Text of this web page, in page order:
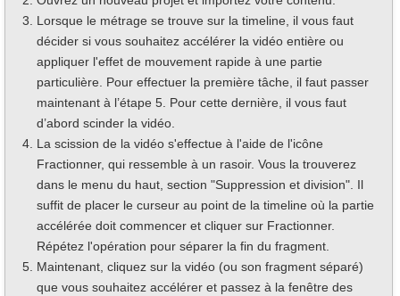
Lorsque le métrage se trouve sur la timeline, il vous faut
décider si vous souhaitez accélérer la vidéo entière ou
appliquer l'effet de mouvement rapide à une partie
particulière. Pour effectuer la première tâche, il faut passer
maintenant à l’étape 5. Pour cette dernière, il vous faut
d’abord scinder la vidéo.
La scission de la vidéo s'effectue à l'aide de l'icône
Fractionner, qui ressemble à un rasoir. Vous la trouverez
dans le menu du haut, section "Suppression et division". Il
suffit de placer le curseur au point de la timeline où la partie
accélérée doit commencer et cliquer sur Fractionner.
Répétez l'opération pour séparer la fin du fragment.
Maintenant, cliquez sur la vidéo (ou son fragment séparé)
que vous souhaitez accélérer et passez à la fenêtre des